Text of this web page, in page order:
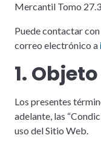
Mercantil Tomo
Puede contactar
correo electrónico a
1. Objeto
Los presentes
adelante, las
uso del Sitio Web.